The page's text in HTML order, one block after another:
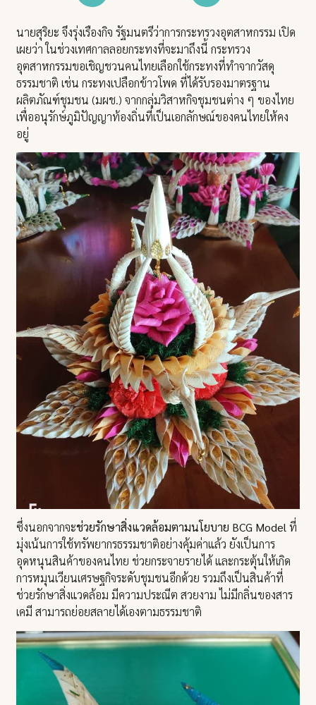
นายสุริยะ จึงรุ่งเรืองกิจ รัฐมนตรีว่าการกระทรวงอุตสาหกรรม เปิด
เผยว่า ในช่วงเทศกาลลอยกระทงที่จะมาถึงนี้ กระทรวง
อุตสาหกรรมขอเชิญชวนคนไทยเลือกใช้กระทงที่ทำจากวัสดุ
ธรรมชาติ เช่น กระทงเปลือกข้าวโพด ที่ได้รับรองมาตรฐาน
ผลิตภัณฑ์ชุมชน (มผช.) จากกลุ่มวิสาหกิจชุมชนต่าง ๆ ของไทย
เพื่ออนุรักษ์ภูมิปัญญาท้องถิ่นที่เป็นเอกลักษณ์ของคนไทยให้คง
อยู่
ซึ่งนอกจากจะช่วยรักษาสิ่งแวดล้อมตามนโยบาย BCG Model ที่
มุ่งเน้นการใช้ทรัพยากรธรรมชาติอย่างคุ้มค่าแล้ว ยังเป็นการ
อุดหนุนสินค้าของคนไทย ช่วยกระจายรายได้ และกระตุ้นให้เกิด
การหมุนเวียนเศรษฐกิจระดับชุมชนอีกด้วย รวมถึงเป็นสินค้าที่
ช่วยรักษาสิ่งแวดล้อม มีความประณีต สวยงาม ไม่มีกลิ่นของสาร
เคมี สามารถย่อยสลายได้เองตามธรรมชาติ